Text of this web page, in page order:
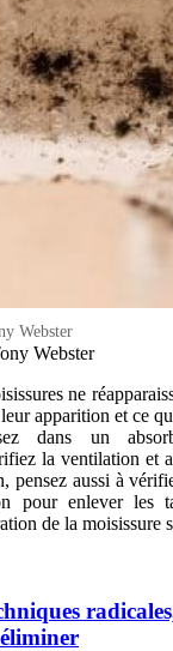
Webster
Webster
ne
apparition et ce
dans un
la ventilation et
pensez aussi à
pour enlever les
de la moisissure